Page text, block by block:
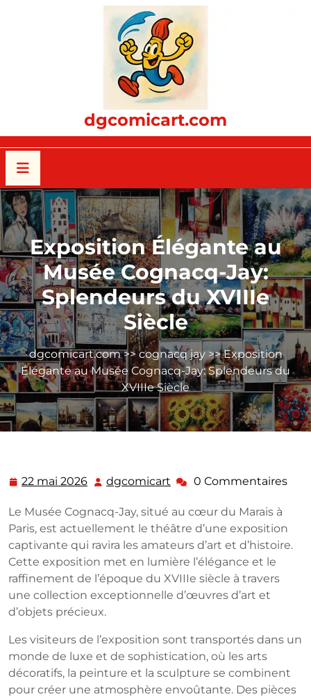
dgcomicart.com
Exposition Élégante au
Musée Cognacq-Jay:
Splendeurs du XVIIIe
Siècle
dgcomicart.com>>cognacq jay>> Exposition
Élégante au Musée Cognacq-Jay: Splendeurs du
XVIIIe Siècle
22 mai 2026 22
2026
dgcomicart dgcomicart
0 Commentaires
Le Musée Cognacq-Jay, situé au cœur du Marais à
Paris, est actuellement le théâtre d’une exposition
captivante qui ravira les amateurs d’art et d’histoire.
Cette exposition met en lumière l’élégance et le
raffinement de l’époque du XVIIIe siècle à travers
une collection exceptionnelle d’œuvres d’art et
d’objets précieux.
Les visiteurs de l’exposition sont transportés dans un
monde de luxe et de sophistication, où les arts
décoratifs, la peinture et la sculpture se combinent
pour créer une atmosphère envoûtante. Des pièces